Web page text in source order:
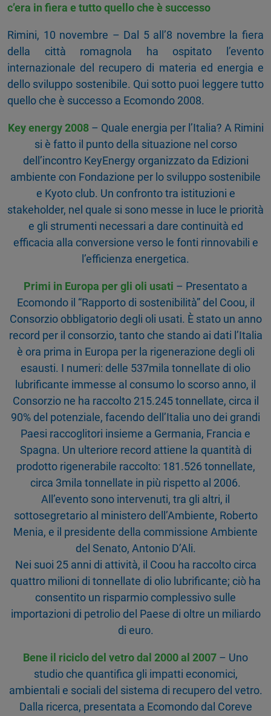
c’era in fiera e tutto quello che è successo
Rimini, 10 novembre – Dal 5 all’8 novembre la fiera
della città romagnola ha ospitato l’evento
internazionale del recupero di materia ed energia e
dello sviluppo sostenibile. Qui sotto puoi leggere tutto
quello che è successo a Ecomondo 2008.
Key energy 2008 – Quale energia per l’Italia? A Rimini
si è fatto il punto della situazione nel corso
dell’incontro KeyEnergy organizzato da Edizioni
ambiente con Fondazione per lo sviluppo sostenibile
e Kyoto club. Un confronto tra istituzioni e
stakeholder, nel quale si sono messe in luce le priorità
e gli strumenti necessari a dare continuità ed
efficacia alla conversione verso le fonti rinnovabili e
l’efficienza energetica.
Primi in Europa per gli oli usati – Presentato a
Ecomondo il “Rapporto di sostenibilità” del Coou, il
Consorzio obbligatorio degli oli usati. È stato un anno
record per il consorzio, tanto che stando ai dati l’Italia
è ora prima in Europa per la rigenerazione degli oli
esausti. I numeri: delle 537mila tonnellate di olio
lubrificante immesse al consumo lo scorso anno, il
Consorzio ne ha raccolto 215.245 tonnellate, circa il
90% del potenziale, facendo dell’Italia uno dei grandi
Paesi raccoglitori insieme a Germania, Francia e
Spagna. Un ulteriore record attiene la quantità di
prodotto rigenerabile raccolto: 181.526 tonnellate,
circa 3mila tonnellate in più rispetto al 2006.
All’evento sono intervenuti, tra gli altri, il
sottosegretario al ministero dell’Ambiente, Roberto
Menia, e il presidente della commissione Ambiente
del Senato, Antonio D’Ali.
Nei suoi 25 anni di attività, il Coou ha raccolto circa
quattro milioni di tonnellate di olio lubrificante; ciò ha
consentito un risparmio complessivo sulle
importazioni di petrolio del Paese di oltre un miliardo
di euro.
Bene il riciclo del vetro dal 2000 al 2007 – Uno
studio che quantifica gli impatti economici,
ambientali e sociali del sistema di recupero del vetro.
Dalla ricerca, presentata a Ecomondo dal Coreve